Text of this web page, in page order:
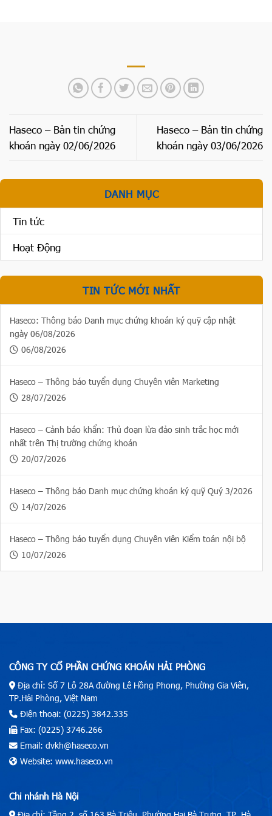
Haseco – Bản tin chứng
khoán ngày 02/06/2026
Haseco – Bản tin chứng
khoán ngày 03/06/2026
DANH MỤC
Tin tức
Hoạt Động
TIN TỨC MỚI NHẤT
Haseco: Thông báo Danh mục chứng khoán ký quỹ cập nhật
ngày 06/08/2026
06/08/2026
Haseco – Thông báo tuyển dụng Chuyên viên Marketing
28/07/2026
Haseco – Cảnh báo khẩn: Thủ đoạn lừa đảo sinh trắc học mới
nhất trên Thị trường chứng khoán
20/07/2026
Haseco – Thông báo Danh mục chứng khoán ký quỹ Quý 3/2026
14/07/2026
Haseco – Thông báo tuyển dụng Chuyên viên Kiểm toán nội bộ
10/07/2026
CÔNG TY CỔ PHẦN CHỨNG KHOÁN HẢI PHÒNG
Địa chỉ: Số 7 Lô 28A đường Lê Hồng Phong, Phường Gia Viên,
TP.Hải Phòng, Việt Nam
Điện thoại: (0225) 3842.335
Fax: (0225) 3746.266
Email: dvkh@haseco.vn
Website: www.haseco.vn
Chi nhánh Hà Nội